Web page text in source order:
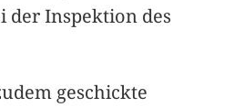
der Inspektion des
geschickte